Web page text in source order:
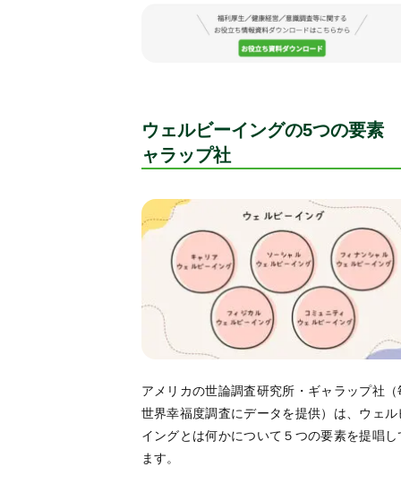
ウェルビーイングの5つの要素
ャラップ社
アメリカの世論調査研究所・ギャラップ社（
世界幸福度調査にデータを提供）は、ウェル
イングとは何かについて５つの要素を提唱し
ます。